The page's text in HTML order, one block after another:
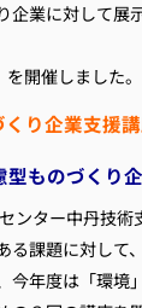
企業に対して展
を開催しました
り企業支援
ものづくり
ンター中丹技術
る課題に対して
今年度は「環境